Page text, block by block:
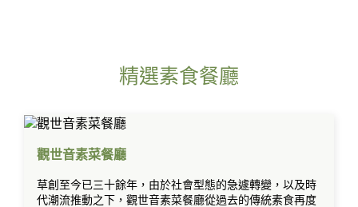
精選素食餐廳
觀世音素菜餐廳
草創至今已三十餘年，由於社會型態的急遽轉變，以及時
代潮流推動之下，觀世音素菜餐廳從過去的傳統素食再度